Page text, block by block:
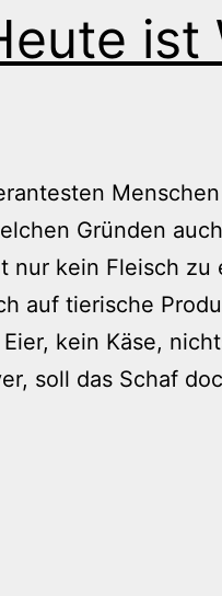
ist
Gründen
nur kein Fleisch zu
auf tierische
kein Käse,
soll das Schaf